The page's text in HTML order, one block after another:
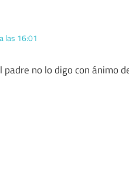
las 16:01
no lo digo con ánimo